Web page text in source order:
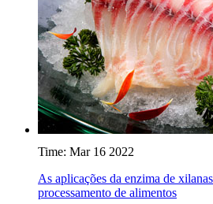
Time: Mar 16 2022
As aplicações da enzima de
processamento de alimentos